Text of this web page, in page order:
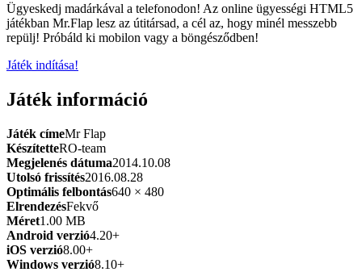
Ügyeskedj madárkával a telefonodon! Az online ügyességi HTML5
játékban Mr.Flap lesz az útitársad, a cél az, hogy minél messzebb
repülj! Próbáld ki mobilon vagy a böngésződben!
Játék indítása!
Játék információ
Játék címeMr Flap
KészítetteRO-team
Megjelenés dátuma2014.10.08
Utolsó frissítés2016.08.28
Optimális felbontás640 × 480
ElrendezésFekvő
Méret1.00 MB
Android verzió4.20+
iOS verzió8.00+
Windows verzió8.10+